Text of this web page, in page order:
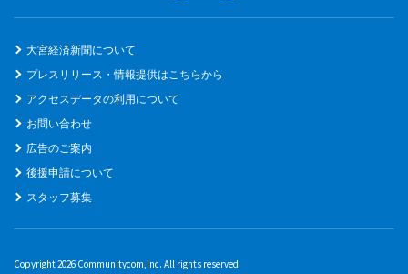
大宮経済新聞について
プレスリリース・情報提供はこちらから
アクセスデータの利用について
お問い合わせ
広告のご案内
後援申請について
スタッフ募集
Copyright 2026 Communitycom,Inc. All rights reserved.